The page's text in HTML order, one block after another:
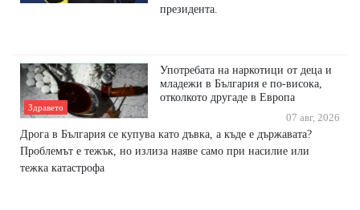
президента.
Здравето
Употребата на наркотици от деца и
младежи в България е по-висока,
отколкото другаде в Европа
07 авг, 2026
Дрога в България се купува като дъвка, а къде е държавата?
Проблемът е тежък, но излиза наяве само при насилие или
тежка катастрофа